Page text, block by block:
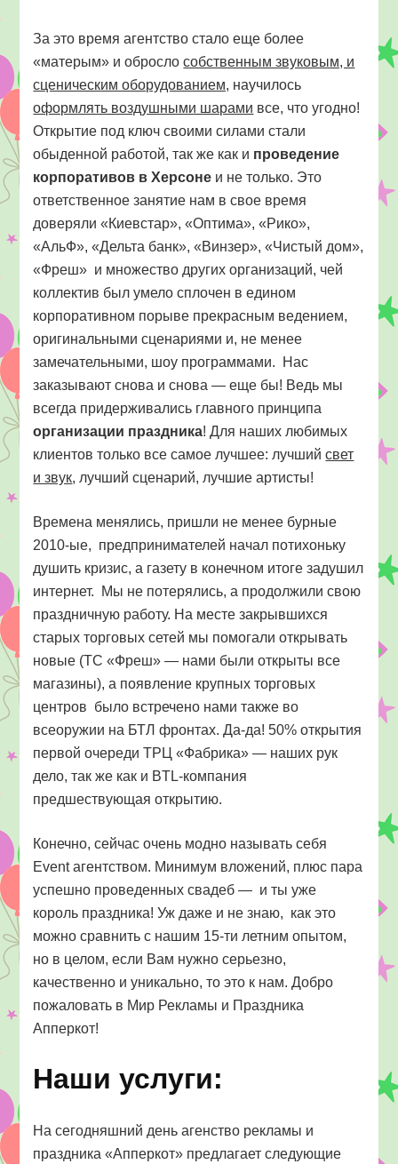
За это время агентство стало еще более
«матерым» и оброслособственным звуковым, и
сценическим оборудованием, научилось
оформлять воздушными шарами все, что угодно!
Открытие под ключ своими силами стали
обыденной работой, так же как и проведение
корпоративов в Херсоне и не только. Это
ответственное занятие нам в свое время
доверяли «Киевстар», «Оптима», «Рико»,
«АльФ», «Дельта банк», «Винзер», «Чистый дом»,
«Фреш» и множество других организаций, чей
коллектив был умело сплочен в едином
корпоративном порыве прекрасным ведением,
оригинальными сценариями и, не менее
замечательными, шоу программами. Нас
заказывают снова и снова — еще бы! Ведь мы
всегда придерживались главного принципа
организации праздника! Для наших любимых
клиентов только все самое лучшее: лучшийсвет
и звук, лучший сценарий, лучшие артисты!
Времена менялись, пришли не менее бурные
2010-ые, предпринимателей начал потихоньку
душить кризис, а газету в конечном итоге задушил
интернет. Мы не потерялись, а продолжили свою
праздничную работу. На месте закрывшихся
старых торговых сетей мы помогали открывать
новые (ТС «Фреш» — нами были открыты все
магазины), а появление крупных торговых
центров было встречено нами также во
всеоружии на БТЛ фронтах. Да-да! 50% открытия
первой очереди ТРЦ «Фабрика» — наших рук
дело, так же как и BTL-компания
предшествующая открытию.
Конечно, сейчас очень модно называть себя
Event агентством. Минимум вложений, плюс пара
успешно проведенных свадеб — и ты уже
король праздника! Уж даже и не знаю, как это
можно сравнить с нашим 15-ти летним опытом,
но в целом, если Вам нужно серьезно,
качественно и уникально, то это к нам. Добро
пожаловать в Мир Рекламы и Праздника
Апперкот!
Наши услуги:
На сегодняшний день агенство рекламы и
праздника «Апперкот» предлагает следующие